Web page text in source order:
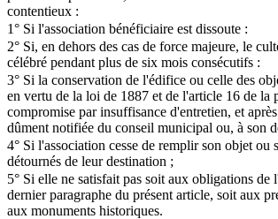
contentieux :
1° Si l'association bénéficiaire est dissoute :
2° Si, en dehors des cas de force majeure, le
célébré pendant plus de six mois consécutifs :
3° Si la conservation de l'édifice ou celle des
en vertu de la loi de 1887 et de l'article 16 de la
compromise par insuffisance d'entretien, et
dûment notifiée du conseil municipal ou, à son
4° Si l'association cesse de remplir son objet ou
détournés de leur destination ;
5° Si elle ne satisfait pas soit aux obligations de
dernier paragraphe du présent article, soit aux
aux monuments historiques.